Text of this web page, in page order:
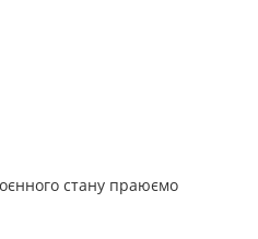
стану праюємо